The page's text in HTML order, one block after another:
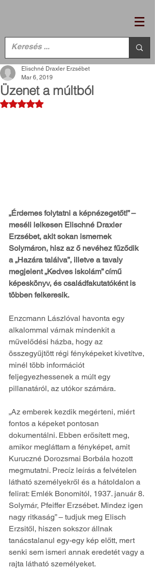
Üzenet a múltból
Elischné Draxler Erzsébet
Mar 6, 2019
Rated NaN out of 5 stars.
„Érdemes folytatni a képnézegetőt!” –
meséli lelkesen Elischné Draxler
Erzsébet, akit sokan ismernek
Solymáron, hisz az ő nevéhez fűződik
a „Hazára találva”, illetve a tavaly
megjelent „Kedves iskolám” című
képeskönyv, és családfakutatóként is
többen felkeresik.
Enzcmann Lászlóval havonta egy
alkalommal várnak mindenkit a
művelődési házba, hogy az
összegyűjtött régi fényképeket kivetítve,
minél több információt
feljegyezhessenek a múlt egy
pillanatáról, az utókor számára.
„Az emberek kezdik megérteni, miért
fontos a képeket pontosan
dokumentálni. Ebben erősített meg,
amikor megláttam a fényképet, amit
Kuruczné Dorozsmai Borbála hozott
megmutatni. Precíz leírás a felvételen
látható személyekről és a hátoldalon a
felirat: Emlék Bonomitól, 1937. január 8.
Solymár, Pfeiffer Erzsébet. Mindez igen
nagy ritkaság” – tudjuk meg Elisch
Erzsitől, hiszen sokszor állnak
tanácstalanul egy-egy kép előtt, mert
senki sem ismeri annak eredetét vagy a
rajta látható személyeket.